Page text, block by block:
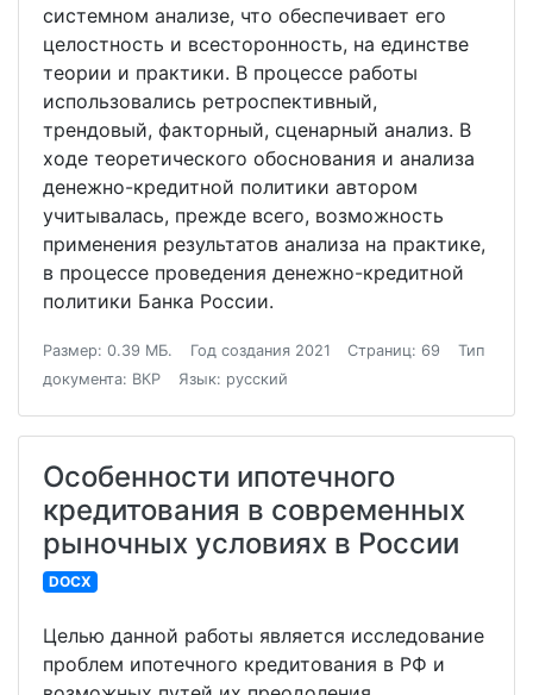
системном анализе, что обеспечивает его
целостность и всесторонность, на единстве
теории и практики. В процессе работы
использовались ретроспективный,
трендовый, факторный, сценарный анализ. В
ходе теоретического обоснования и анализа
денежно-кредитной политики автором
учитывалась, прежде всего, возможность
применения результатов анализа на практике,
в процессе проведения денежно-кредитной
политики Банка России.
Размер: 0.39 МБ. Год создания 2021 Страниц: 69
Тип
документа: ВКР
Язык: русский
Особенности ипотечного
кредитования в современных
рыночных условиях в России
DOCX
Целью данной работы является исследование
проблем ипотечного кредитования в РФ и